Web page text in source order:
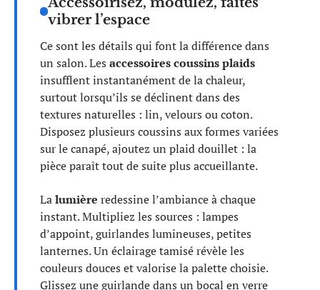
vibrer l’espace
Ce sont les détails qui font la différence dans
un salon. Les accessoires coussins plaids
insufflent instantanément de la chaleur,
surtout lorsqu’ils se déclinent dans des
textures naturelles : lin, velours ou coton.
Disposez plusieurs coussins aux formes variées
sur le canapé, ajoutez un plaid douillet : la
pièce paraît tout de suite plus accueillante.
Lalumière redessine l’ambiance à chaque
instant. Multipliez les sources : lampes
d’appoint, guirlandes lumineuses, petites
lanternes. Un éclairage tamisé révèle les
couleurs douces et valorise la palette choisie.
Glissez une guirlande dans un bocal en verre